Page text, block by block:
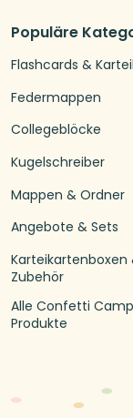
Populäre
Flashcards &
Federmappen
Collegeblöcke
Kugelschreiber
Mappen & Ordner
Angebote & Sets
Karteikartenboxen
Zubehör
Alle Confetti
Produkte